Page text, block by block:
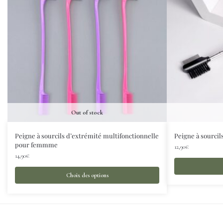
Out of stock
Peigne à sourcils d’extrémité multifonctionnelle
pour femmme
14,90€
Choix des options
Peigne à
12,90€